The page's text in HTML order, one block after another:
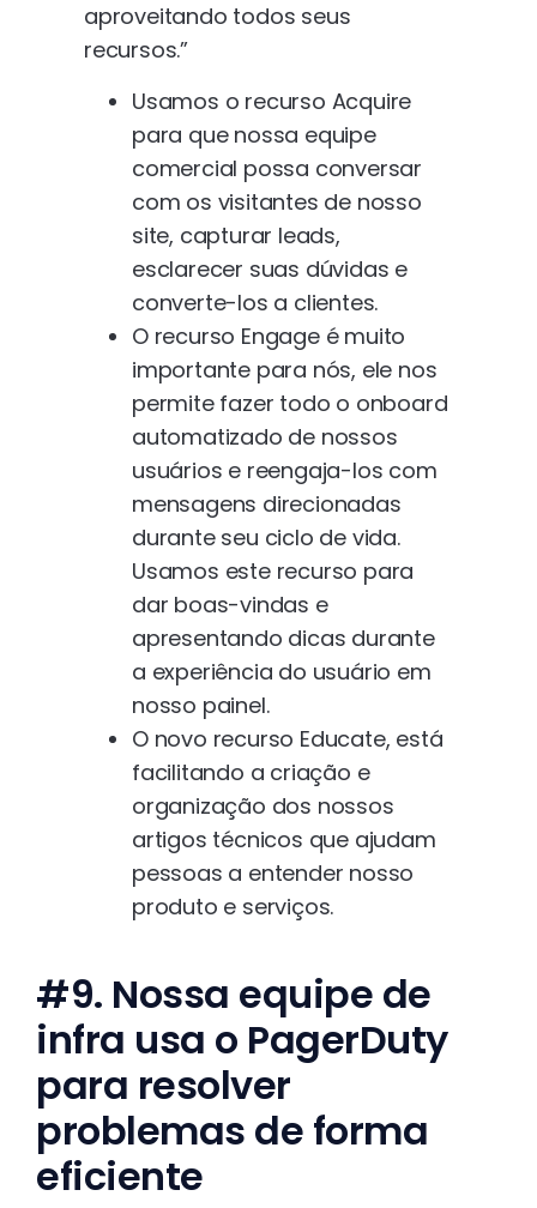
aproveitando todos seus
recursos.”
Usamos o recurso Acquire
para que nossa equipe
comercial possa conversar
com os visitantes de nosso
site, capturar leads,
esclarecer suas dúvidas e
converte-los a clientes.
O recurso Engage é muito
importante para nós, ele nos
permite fazer todo o onboard
automatizado de nossos
usuários e reengaja-los com
mensagens direcionadas
durante seu ciclo de vida.
Usamos este recurso para
dar boas-vindas e
apresentando dicas durante
a experiência do usuário em
nosso painel.
O novo recurso Educate, está
facilitando a criação e
organização dos nossos
artigos técnicos que ajudam
pessoas a entender nosso
produto e serviços.
#9. Nossa equipe de
infra usa o PagerDuty
para resolver
problemas de forma
eficiente